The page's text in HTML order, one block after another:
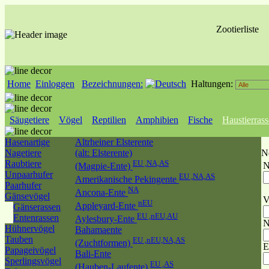
Zootierliste
Home Einloggen Bezeichnungen: Haltungen:
Säugetiere Vögel Reptilien Amphibien Fische
Hasenartige
Nagetiere
Raubtiere
Unpaarhufer
Paarhufer
Gänsevögel
Gänserassen
Entenrassen
Hühnervögel
Tauben
Papageivögel
Sperlingsvögel
Altrheiner Elsterente
(alt: Elsterente)
(Magpie-Ente) EU ,NA,AS
Amerikanische Pekingente EU ,NA,AS
Ancona-Ente NA
Appleyard-Ente nEU
Aylesbury-Ente EU ,nEU,AU
Bahamaente
(Zuchtformen) EU ,nEU,NA,AS
Bali-Ente
EU ,AS